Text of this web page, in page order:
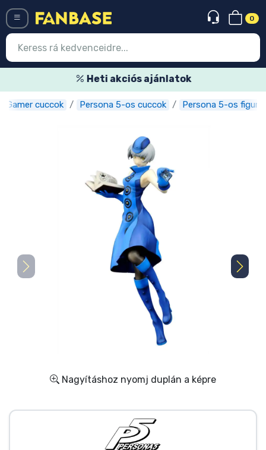
0
Heti akciós ajánlatok
Gamer cuccok Persona 5-os cuccok Persona 5-os
Nagyításhoz nyomj duplán a képre
Belépés Regisztráció
Express szállítás
Előrendelhető cuccok
Ajándékkártya